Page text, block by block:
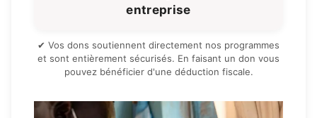
entreprise
✔ Vos dons soutiennent directement nos programmes
et sont entièrement sécurisés. En faisant un don vous
pouvez bénéficier d'une déduction fiscale.